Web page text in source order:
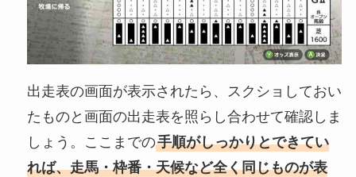
出走表の画面が表示されたら、スクショしておい
たものと画面の出走表を照らし合わせて確認しま
しょう。ここまでの手順がしっかりとできてい
れば、走馬・枠番・天候など全く同じものが表